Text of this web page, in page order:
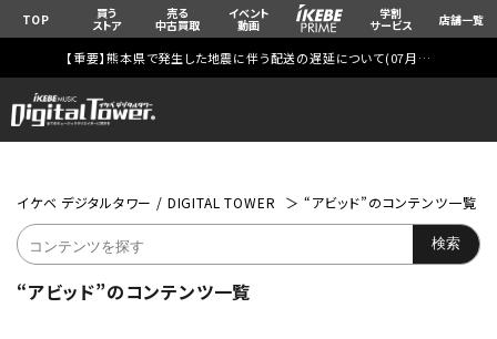
TOP 買う
ストア
売る
中古買取
イベント
動画
学割
サービス 店舗一覧
【重要】熊本県で発生した地震に伴う配送の遅延について(07月29日
イケベ デジタルタワー / DIGITAL TOWER “アビッド”のコンテンツ一覧
“アビッド”のコンテンツ一覧